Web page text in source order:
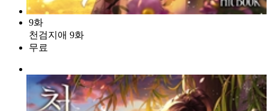
9화
천검지애 9화
무료